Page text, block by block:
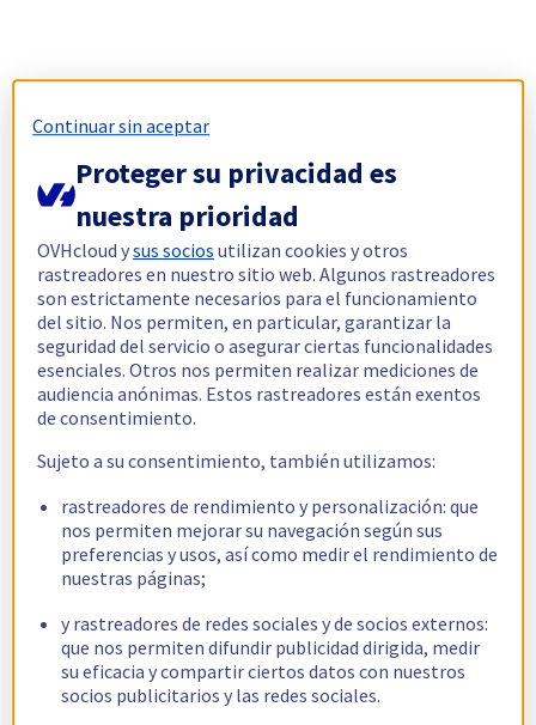
Continuar sin aceptar
Proteger su privacidad es
nuestra prioridad
OVHcloud ysus socios utilizan cookies y otros
rastreadores en nuestro sitio web. Algunos rastreadores
son estrictamente necesarios para el funcionamiento
del sitio. Nos permiten, en particular, garantizar la
seguridad del servicio o asegurar ciertas funcionalidades
esenciales. Otros nos permiten realizar mediciones de
audiencia anónimas. Estos rastreadores están exentos
de consentimiento.
Sujeto a su consentimiento, también utilizamos:
rastreadores de rendimiento y personalización: que
nos permiten mejorar su navegación según sus
preferencias y usos, así como medir el rendimiento de
nuestras páginas;
y rastreadores de redes sociales y de socios externos:
que nos permiten difundir publicidad dirigida, medir
su eficacia y compartir ciertos datos con nuestros
socios publicitarios y las redes sociales.